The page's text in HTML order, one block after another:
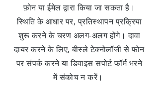
फ़ोन या ईमेल द्वारा किया जा सकता है।
स्थिति के आधार पर, प्रतिस्थापन प्रक्रिया
शुरू करने के चरण अलग-अलग होंगे। दावा
दायर करने के लिए, बीस्ले टेक्नोलॉजी से फोन
पर संपर्क करने या डिवाइस सपोर्ट फॉर्म भरने
में संकोच न करें।